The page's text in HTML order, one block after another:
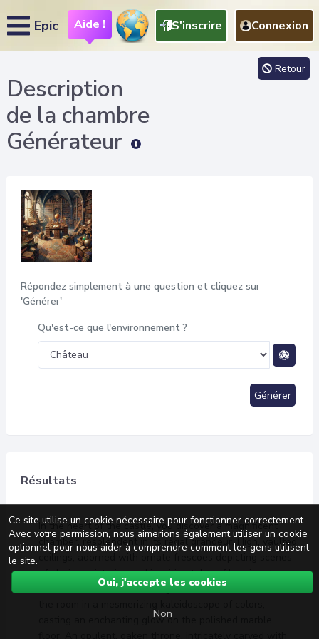
Epic Aide ! S'inscrire Connexion
Description
de la chambre
Générateur
Retour
Répondez simplement à une question et cliquez sur
'Générer'
Qu'est-ce que l'environnement ?
Générer
Résultats
In the heart of the castle, you discover a magnificent
chamber, resplendent in its regal grandeur. High, vaulted
of glorious victories and inspiring tales of heroism, tower
overhead. Immense stained glass windows illuminate
casting an enchanting glow on the polished marble
Ce site utilise un cookie nécessaire pour fonctionner correctement.
Avec votre permission, nous aimerions également utiliser un cookie
optionnel pour nous aider à comprendre comment les gens utilisent
le site.
Oui, j'accepte les cookies
Non